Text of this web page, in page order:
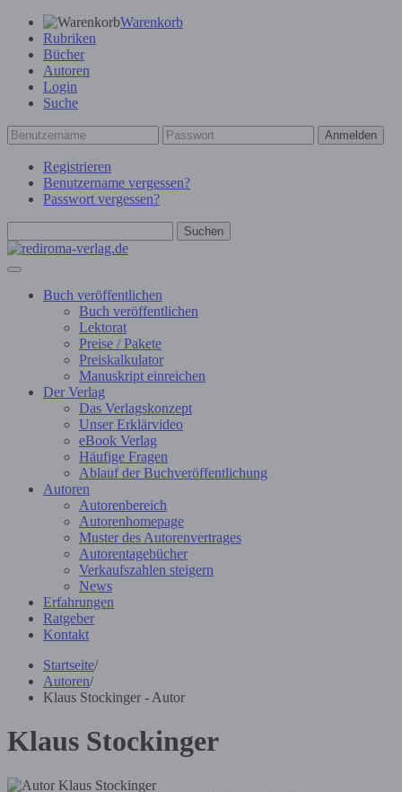
Warenkorb
Rubriken
Bücher
Autoren
Login
Suche
Anmelden
Registrieren
Benutzername vergessen?
Passwort vergessen?
Suchen
Buch veröffentlichen
Buch veröffentlichen
Lektorat
Preise / Pakete
Preiskalkulator
Manuskript einreichen
Der Verlag
Das Verlagskonzept
Unser Erklärvideo
eBook Verlag
Häufige Fragen
Ablauf der Buchveröffentlichung
Autoren
Autorenbereich
Autorenhomepage
Muster des Autorenvertrages
Autorentagebücher
Verkaufszahlen steigern
News
Erfahrungen
Ratgeber
Kontakt
Startseite/
Autoren/
Klaus Stockinger - Autor
Klaus Stockinger